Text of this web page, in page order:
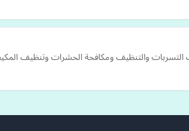
والتنظيف ومكافحة الحشرات وتنظيف